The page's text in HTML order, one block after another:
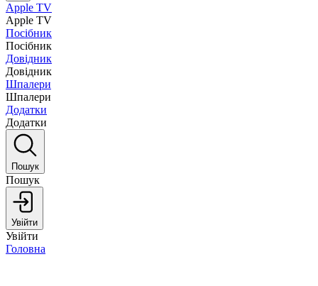
Apple TV
Apple TV
Посібник
Посібник
Довідник
Довідник
Шпалери
Шпалери
Додатки
Додатки
Пошук
Пошук
Увійти
Увійти
Головна